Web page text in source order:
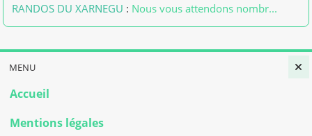
RANDOS DU XARNEGU : Nous vous attendons nombr...
MENU
Accueil
Mentions légales